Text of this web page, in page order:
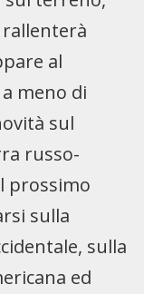
rallenterà
al
meno di
sul
russo-
prossimo
sulla
sulla
ed